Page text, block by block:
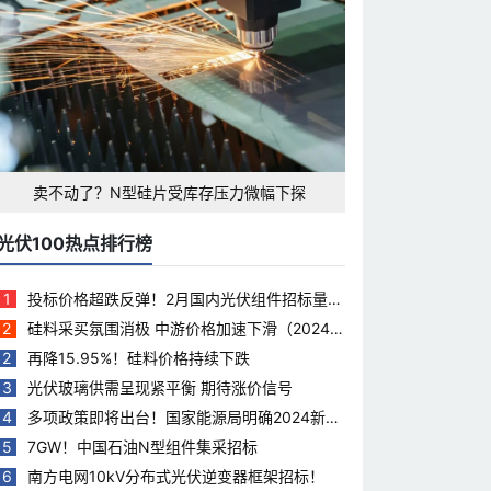
卖不动了？N型硅片受库存压力微幅下探
伏100热点排行榜
1
投标价格超跌反弹！2月国内光伏组件招标量下
滑35.5%
2
硅料采买氛围消极 中游价格加速下滑（2024.
3.28）
2
再降15.95%！硅料价格持续下跌
3
光伏玻璃供需呈现紧平衡 期待涨价信号
4
多项政策即将出台！国家能源局明确2024新能
源工作重点
5
7GW！中国石油N型组件集采招标
6
南方电网10kV分布式光伏逆变器框架招标！